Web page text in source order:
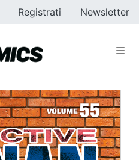
Registrati Newsletter